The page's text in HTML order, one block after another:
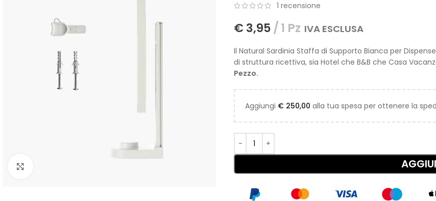
1 recensione
€ 3,95 1 Pz IVA ESCLUSA
Il Natural Sardinia Staffa di Supporto Bianca per
di struttura ricettiva, sia Hotel che B&B che Casa
Pezzo.
Aggiungi € 250,00 alla tua spesa per ottenere la